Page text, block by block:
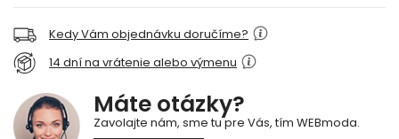
Kedy Vám objednávku doručíme?
14 dní na vrátenie alebo výmenu
Máte otázky?
Zavolajte nám, sme tu pre Vás, tím WEBmoda.